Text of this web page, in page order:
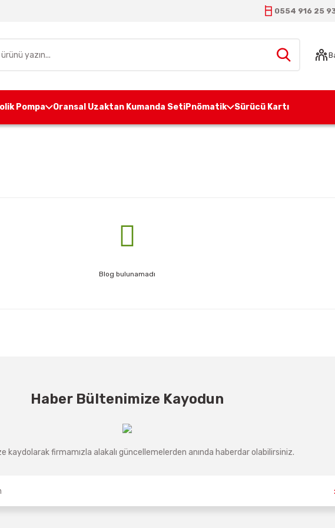
0554 916 25
Pompa Oransal Uzaktan Kumanda SetiPnömatik Sürücü Kartı
Blog bulunamadı
Haber Bültenimize Kayodun
kaydolarak firmamızla alakalı güncellemelerden anında haberdar olabilirsiniz.